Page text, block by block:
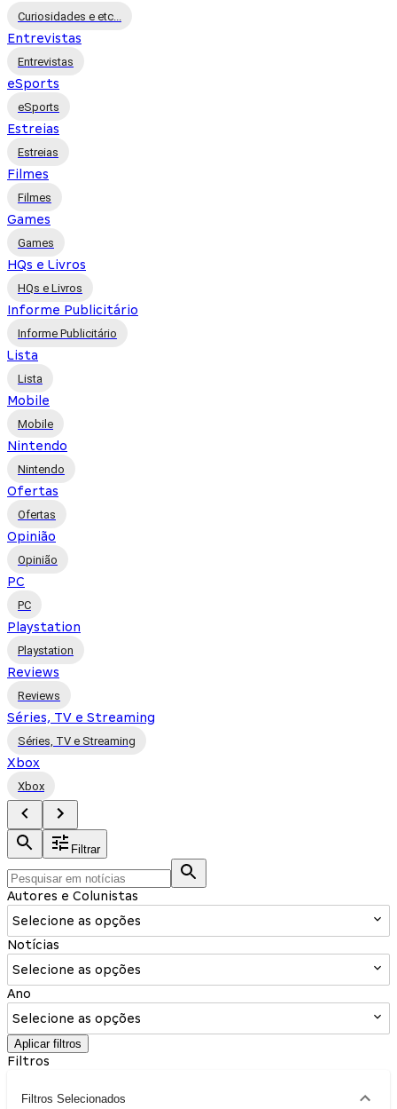
Curiosidades e etc...
Entrevistas
Entrevistas
eSports
eSports
Estreias
Estreias
Filmes
Filmes
Games
Games
HQs e Livros
HQs e Livros
Informe Publicitário
Informe Publicitário
Lista
Lista
Mobile
Mobile
Nintendo
Nintendo
Ofertas
Ofertas
Opinião
Opinião
PC
PC
Playstation
Playstation
Reviews
Reviews
Séries, TV e Streaming
Séries, TV e Streaming
Xbox
Xbox
Filtrar
Autores e Colunistas
Selecione as opções
Notícias
Selecione as opções
Ano
Selecione as opções
Aplicar filtros
Filtros
Filtros Selecionados